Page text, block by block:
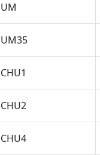
UM
UM35
CHU1
CHU2
CHU4